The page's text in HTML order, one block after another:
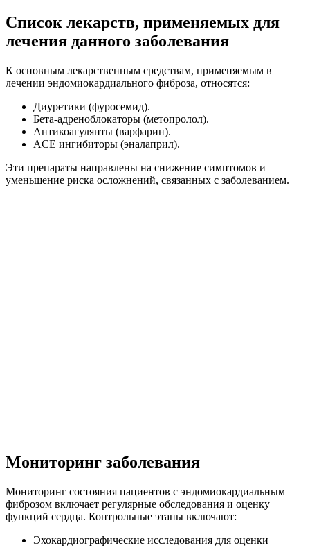
Список лекарств, применяемых для
лечения данного заболевания
К основным лекарственным средствам, применяемым в
лечении эндомиокардиального фиброза, относятся:
Диуретики (фуросемид).
Бета-адреноблокаторы (метопролол).
Антикоагулянты (варфарин).
ACE ингибиторы (эналаприл).
Эти препараты направлены на снижение симптомов и
уменьшение риска осложнений, связанных с заболеванием.
Мониторинг заболевания
Мониторинг состояния пациентов с эндомиокардиальным
фиброзом включает регулярные обследования и оценку
функций сердца. Контрольные этапы включают:
Эхокардиографические исследования для оценки